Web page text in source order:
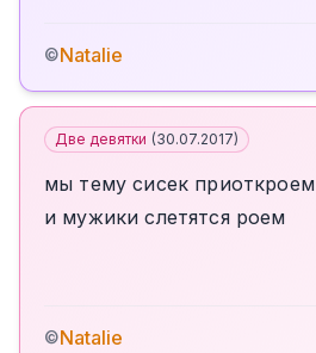
©Natalie
Две девятки (30.07.2017)
мы тему сисек приоткроем
и мужики слетятся роем
©Natalie